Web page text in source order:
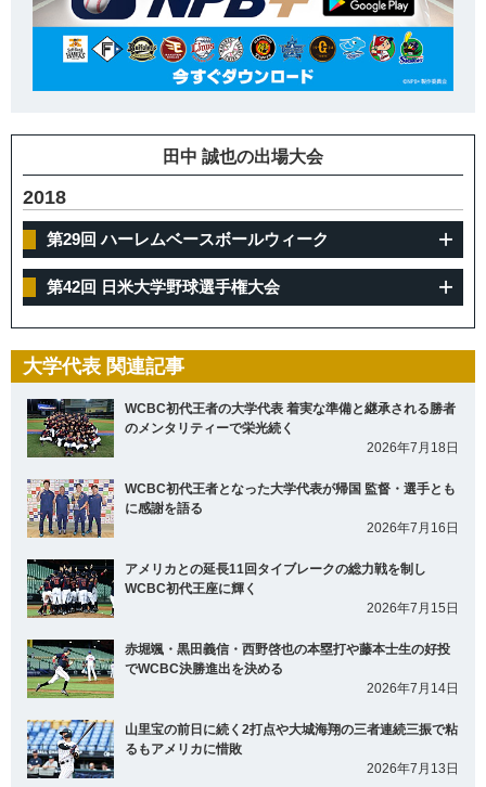
田中 誠也の出場大会
2018
第29回 ハーレムベースボールウィーク
第42回 日米大学野球選手権大会
大学代表 関連記事
WCBC初代王者の大学代表 着実な準備と継承される勝者
のメンタリティーで栄光続く
2026年7月18日
WCBC初代王者となった大学代表が帰国 監督・選手とも
に感謝を語る
2026年7月16日
アメリカとの延長11回タイブレークの総力戦を制し
WCBC初代王座に輝く
2026年7月15日
赤堀颯・黒田義信・西野啓也の本塁打や藤本士生の好投
でWCBC決勝進出を決める
2026年7月14日
山里宝の前日に続く2打点や大城海翔の三者連続三振で粘
るもアメリカに惜敗
2026年7月13日